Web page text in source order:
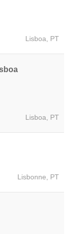
Lisboa, PT
Lisboa, PT
Lisbonne, PT